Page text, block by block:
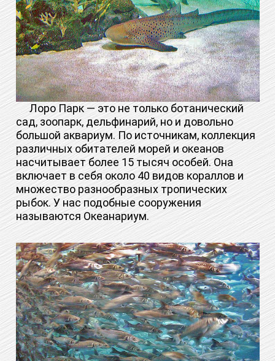
Лоро Парк — это не только ботанический
сад, зоопарк, дельфинарий, но и довольно
большой аквариум. По источникам, коллекция
различных обитателей морей и океанов
насчитывает более 15 тысяч особей. Она
включает в себя около 40 видов кораллов и
множество разнообразных тропических
рыбок. У нас подобные сооружения
называются Океанариум.